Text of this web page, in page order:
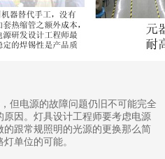
但电源的故障问题仍旧不可能完全
因。灯具设计工程师要考虑电源
跟常规照明的光源的更换那么简
单位的可能。